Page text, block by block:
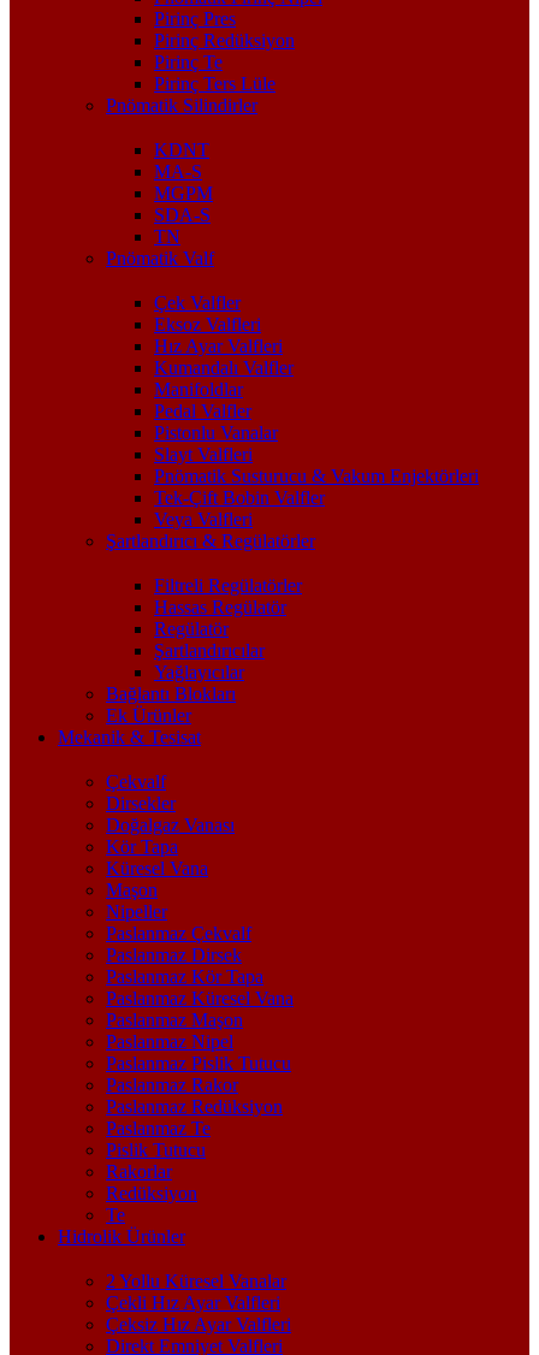
Pirinç Pres
Pirinç Redüksiyon
Pirinç Te
Pirinç Ters Lüle
Pnömatik Silindirler
KDNT
MA-S
MGPM
SDA-S
TN
Pnömatik Valf
Çek Valfler
Eksoz Valfleri
Hız Ayar Valfleri
Kumandalı Valfler
Manifoldlar
Pedal Valfler
Pistonlu Vanalar
Slayt Valfleri
Pnömatik Susturucu & Vakum Enjektörleri
Tek-Çift Bobin Valfler
Veya Valfleri
Şartlandırıcı & Regülatörler
Filtreli Regülatörler
Hassas Regülatör
Regülatör
Şartlandırıcılar
Yağlayıcılar
Bağlantı Blokları
Ek Ürünler
Mekanik & Tesisat
Çekvalf
Dirsekler
Doğalgaz Vanası
Kör Tapa
Küresel Vana
Maşon
Nipeller
Paslanmaz Çekvalf
Paslanmaz Dirsek
Paslanmaz Kör Tapa
Paslanmaz Küresel Vana
Paslanmaz Maşon
Paslanmaz Nipel
Paslanmaz Pislik Tutucu
Paslanmaz Rakor
Paslanmaz Redüksiyon
Paslanmaz Te
Pislik Tutucu
Rakorlar
Redüksiyon
Te
Hidrolik Ürünler
2 Yollu Küresel Vanalar
Çekli Hız Ayar Valfleri
Çeksiz Hız Ayar Valfleri
Direkt Emniyet Valfleri